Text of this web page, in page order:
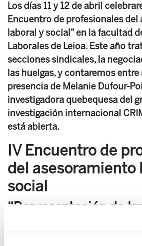
Los días 11 y 12 de abril
Encuentro de profesionales
laboral y social" en la facultad
Laborales de Leioa. Este año
secciones sindicales, la
las huelgas, y contaremos
presencia de Melanie Dufour-
investigadora quebequesa del
investigación internacional
está abierta.
IV Encuentro de
del asesoramiento
social
“Representación de
negociación colectiva